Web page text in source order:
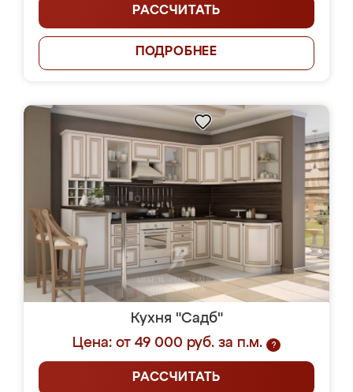
РАССЧИТАТЬ
ПОДРОБНЕЕ
Кухня "Садб"
Цена: от 49 000 руб. за п.м.
?
РАССЧИТАТЬ